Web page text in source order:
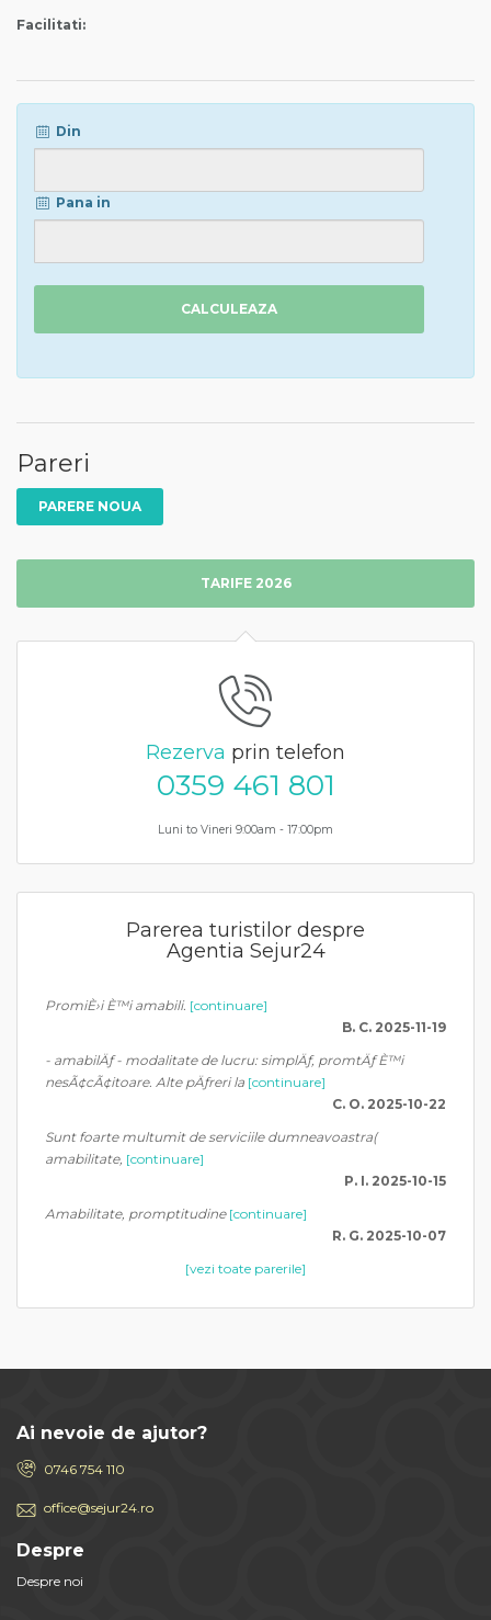
Facilitati:
Din
Pana in
CALCULEAZA
Pareri
PARERE NOUA
TARIFE 2026
Rezerva prin telefon
0359 461 801
Luni to Vineri 9:00am - 17:00pm
Parerea turistilor despre
Agentia Sejur24
PromiÈ›i È™i amabili. [continuare]
B. C. 2025-11-19
- amabilÄƒ - modalitate de lucru: simplÄƒ, promtÄƒ È™i
nesÃ¢cÃ¢itoare. Alte pÄƒreri la [continuare]
C. O. 2025-10-22
Sunt foarte multumit de serviciile dumneavoastra(
amabilitate, [continuare]
P. I. 2025-10-15
Amabilitate, promptitudine [continuare]
R. G. 2025-10-07
[vezi toate parerile]
Ai nevoie de ajutor?
0746 754 110
office@sejur24.ro
Despre
Despre noi